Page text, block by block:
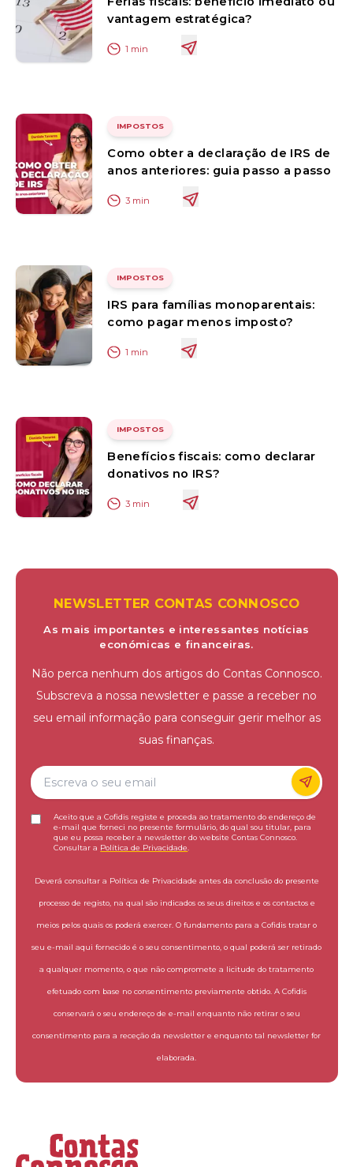
vantagem estratégica?
1 min
IMPOSTOS
Como obter a declaração de IRS de
anos anteriores: guia passo a passo
3 min
IMPOSTOS
IRS para famílias monoparentais:
como pagar menos imposto?
1 min
IMPOSTOS
Benefícios fiscais: como declarar
donativos no IRS?
3 min
NEWSLETTER CONTAS CONNOSCO
As mais importantes e interessantes notícias
económicas e financeiras.
Não perca nenhum dos artigos do Contas Connosco.
Subscreva a nossa newsletter e passe a receber no
seu email informação para conseguir gerir melhor as
suas finanças.
Aceito que a Cofidis registe e proceda ao tratamento do endereço de
e-mail que forneci no presente formulário, do qual sou titular, para
que eu possa receber a newsletter do website Contas Connosco.
Consultar a Política de Privacidade
Deverá consultar a Política de Privacidade antes da conclusão do presente
processo de registo, na qual são indicados os seus direitos e os contactos e
meios pelos quais os poderá exercer. O fundamento para a Cofidis tratar o
seu e-mail aqui fornecido é o seu consentimento, o qual poderá ser retirado
a qualquer momento, o que não compromete a licitude do tratamento
efetuado com base no consentimento previamente obtido. A Cofidis
conservará o seu endereço de e-mail enquanto não retirar o seu
consentimento para a receção da newsletter e enquanto tal newsletter for
elaborada.